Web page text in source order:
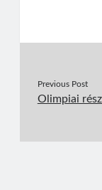
Previous Post
Olimpiai